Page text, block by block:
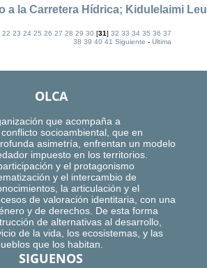
a la Carretera Hídrica; Kidulelaimi
22 23 24 25 26 27 28 29 30 [31]32 33 34 35 36 37
38 39 40 41 Siguiente -Ultima
OLCA
que acompaña a
socioambiental, que en
asimetría, enfrentan un modelo
impuesto en los territorios.
y el protagonismo
y el intercambio de
la articulación y el
de valoración identitaria, con una
y de derechos. De esta forma
de alternativas al desarrollo,
de la vida, los ecosistemas, y las
que los habitan.
SIGUENOS